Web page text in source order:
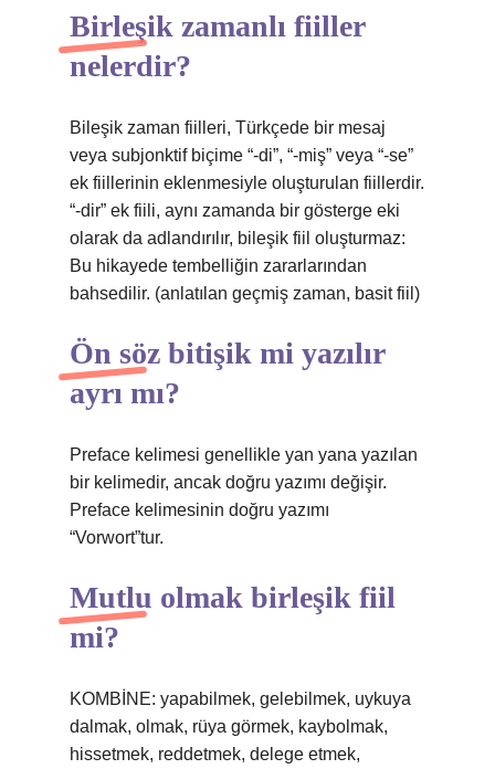
Birleşik zamanlı fiiller
nelerdir?
Bileşik zaman fiilleri, Türkçede bir mesaj
veya subjonktif biçime “-di”, “-miş” veya “-se”
ek fiillerinin eklenmesiyle oluşturulan fiillerdir.
“-dir” ek fiili, aynı zamanda bir gösterge eki
olarak da adlandırılır, bileşik fiil oluşturmaz:
Bu hikayede tembelliğin zararlarından
bahsedilir. (anlatılan geçmiş zaman, basit fiil)
Ön söz bitişik mi yazılır
ayrı mı?
Preface kelimesi genellikle yan yana yazılan
bir kelimedir, ancak doğru yazımı değişir.
Preface kelimesinin doğru yazımı
“Vorwort”tur.
Mutlu olmak birleşik fiil
mi?
KOMBİNE: yapabilmek, gelebilmek, uykuya
dalmak, olmak, rüya görmek, kaybolmak,
hissetmek, reddetmek, delege etmek,